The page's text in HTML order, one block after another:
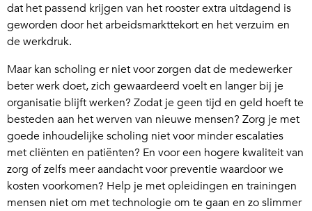
dat het passend krijgen van het rooster extra uitdagend is
geworden door het arbeidsmarkttekort en het verzuim en
de werkdruk.
Maar kan scholing er niet voor zorgen dat de medewerker
beter werk doet, zich gewaardeerd voelt en langer bij je
organisatie blijft werken? Zodat je geen tijd en geld hoeft te
besteden aan het werven van nieuwe mensen? Zorg je met
goede inhoudelijke scholing niet voor minder escalaties
met cliënten en patiënten? En voor een hogere kwaliteit van
zorg of zelfs meer aandacht voor preventie waardoor we
kosten voorkomen? Help je met opleidingen en trainingen
mensen niet om met technologie om te gaan en zo slimmer